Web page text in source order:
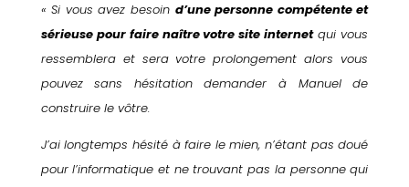
« Si vous avez besoin d’une personne compétente et
sérieuse pour faire naître votre site internetqui vous
ressemblera et sera votre prolongement alors vous
pouvez sans hésitation demander à Manuel de
construire le vôtre.
J’ai longtemps hésité à faire le mien, n’étant pas doué
pour l’informatique et ne trouvant pas la personne qui